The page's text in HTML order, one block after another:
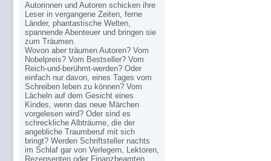
Autorinnen und Autoren schicken ihre
Leser in vergangene Zeiten, ferne
Länder, phantastische Welten,
spannende Abenteuer und bringen sie
zum Träumen.
Wovon aber träumen Autoren? Vom
Nobelpreis? Vom Bestseller? Vom
Reich-und-berühmt-werden? Oder
einfach nur davon, eines Tages vom
Schreiben leben zu können? Vom
Lächeln auf dem Gesicht eines
Kindes, wenn das neue Märchen
vorgelesen wird? Oder sind es
schreckliche Albträume, die der
angebliche Traumberuf mit sich
bringt? Werden Schriftsteller nachts
im Schlaf gar von Verlegern, Lektoren,
Rezensenten oder Finanzbeamten